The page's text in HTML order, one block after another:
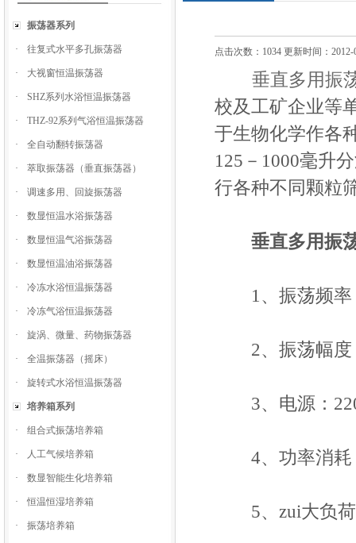
振荡器系列
· 往复式水平多孔振荡器
· 大视窗恒温振荡器
· SHZ系列水浴恒温振荡器
· THZ-92系列气浴恒温振荡器
· 全自动翻转振荡器
· 萃取振荡器（垂直振荡器）
· 调速多用、回旋振荡器
· 数显恒温水浴振荡器
· 数显恒温气浴振荡器
· 数显恒温油浴振荡器
· 冷冻水浴恒温振荡器
· 冷冻气浴恒温振荡器
· 旋涡、微量、药物振荡器
· 全温振荡器（摇床）
· 旋转式水浴恒温振荡器
培养箱系列
· 组合式振荡培养箱
· 人工气候培养箱
· 数显智能生化培养箱
· 恒温恒湿培养箱
· 振荡培养箱
点击次数：1034 更新时间：2012-
垂直多用振
校及工矿企业等
于生物化学作各
125－1000毫升
行各种不同颗粒
垂直多用振
1、振荡频率
2、振荡幅度
3、电源：
4、功率消耗
5、zui大负荷